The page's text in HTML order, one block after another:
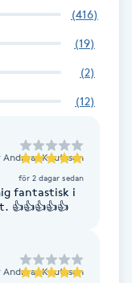
(416)
(19)
(2)
(12)
Knutsson
för 2 dagar sedan
fantastisk i
👍👍👍👍👍
Knutsson